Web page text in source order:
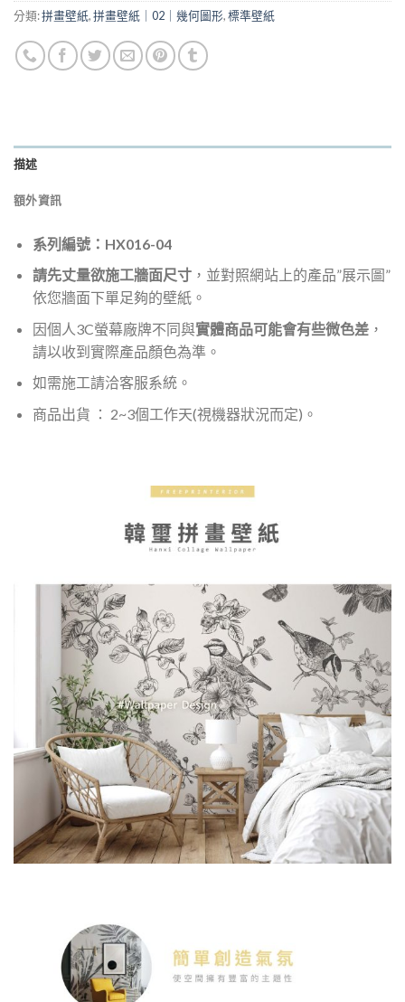
分類:拼畫壁紙,拼畫壁紙｜02｜幾何圖形,標準壁紙
描述
額外資訊
系列編號：HX016-04
請先丈量欲施工牆面尺寸，並對照網站上的產品”展示圖”
依您牆面下單足夠的壁紙。
因個人3C螢幕廠牌不同與實體商品可能會有些微色差，
請以收到實際產品顏色為準。
如需施工請洽客服系統。
商品出貨 ： 2~3個工作天(視機器狀況而定)。